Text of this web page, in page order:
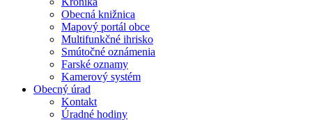
Obecná knižnica
Mapový portál obce
Multifunkčné ihrisko
Smútočné oznámenia
Farské oznamy
Kamerový systém
Obecný úrad
Kontakt
Úradné hodiny